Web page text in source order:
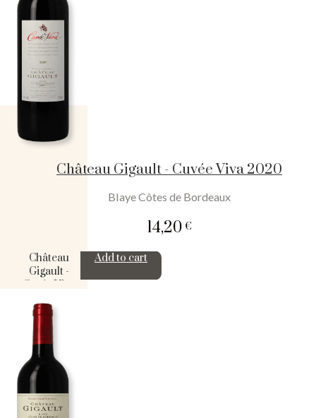
Château Gigault - Cuvée Viva 2020
Blaye Côtes de Bordeaux
14,20€
Château
Gigault -
quantity
Add to cart